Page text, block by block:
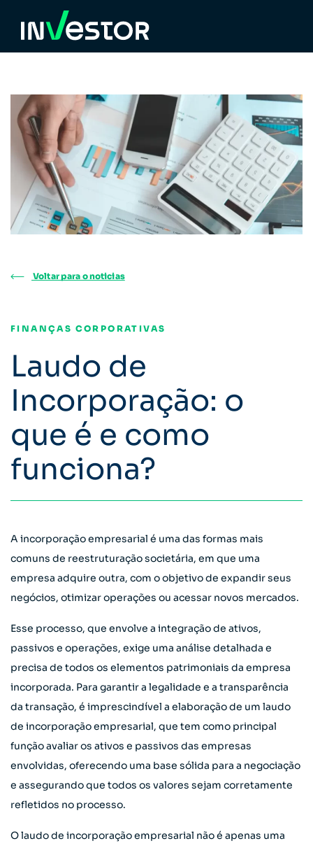
Voltar para o noticias
FINANÇAS CORPORATIVAS
Laudo de
Incorporação: o
que é e como
funciona?
A incorporação empresarial é uma das formas mais
comuns de reestruturação societária, em que uma
empresa adquire outra, com o objetivo de expandir seus
negócios, otimizar operações ou acessar novos mercados.
Esse processo, que envolve a integração de ativos,
passivos e operações, exige uma análise detalhada e
precisa de todos os elementos patrimoniais da empresa
incorporada. Para garantir a legalidade e a transparência
da transação, é imprescindível a elaboração de um laudo
de incorporação empresarial, que tem como principal
função avaliar os ativos e passivos das empresas
envolvidas, oferecendo uma base sólida para a negociação
e assegurando que todos os valores sejam corretamente
refletidos no processo.
O laudo de incorporação empresarial não é apenas uma